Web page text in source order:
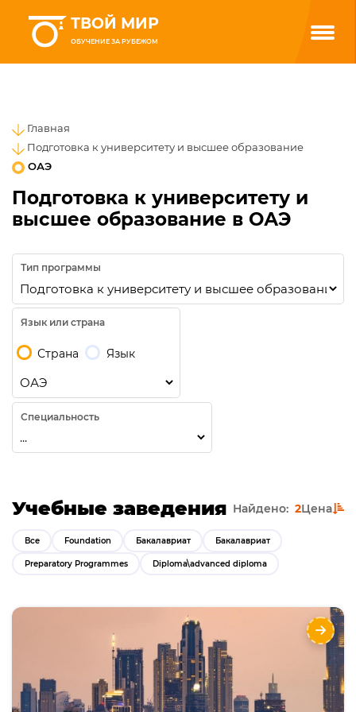
ТВОЙ МИР
ОБУЧЕНИЕ ЗА РУБЕЖОМ
Главная
Подготовка к университету и высшее образование
ОАЭ
Подготовка к университету и
высшее образование в ОАЭ
Тип программы
Язык или страна
Страна Язык
Специальность
Учебные заведения Найдено: 2Цена
Все Foundation Бакалавриат Бакалавриат
Preparatory Programmes Diploma\advanced diploma
Подготовка к обучению и Бакалавриат в
Murdoch University Dubai
Описание
Курсы
Языки
Направления